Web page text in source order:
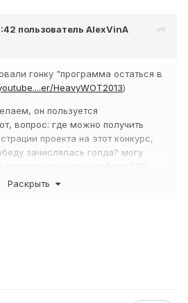
пользователь AlexVinA
гонку "программа остаться в
HeavyWOT2013)
он пользуется
вопрос: где можно получить
проекта на этот конкурс,
зачислялась голда? могу
дадите). Гонка будет
Раскрыть